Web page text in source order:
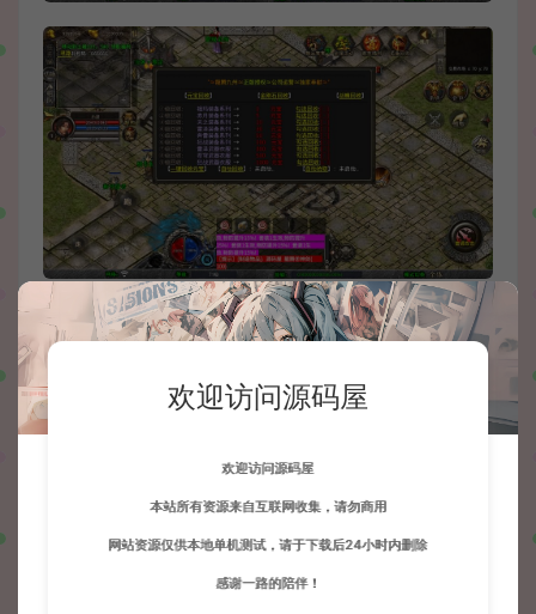
欢迎访问源码屋
欢迎访问源码屋
本站所有资源来自互联网收集，请勿商用
网站资源仅供本地单机测试，请于下载后24小时内删除
感谢一路的陪伴！